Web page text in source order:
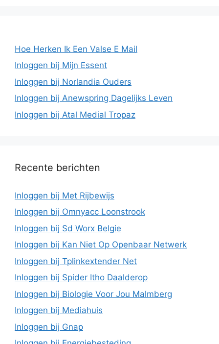
Hoe Herken Ik Een Valse E Mail
Inloggen bij Mijn Essent
Inloggen bij Norlandia Ouders
Inloggen bij Anewspring Dagelijks Leven
Inloggen bij Atal Medial Tropaz
Recente berichten
Inloggen bij Met Rijbewijs
Inloggen bij Omnyacc Loonstrook
Inloggen bij Sd Worx Belgie
Inloggen bij Kan Niet Op Openbaar Netwerk
Inloggen bij Tplinkextender Net
Inloggen bij Spider Itho Daalderop
Inloggen bij Biologie Voor Jou Malmberg
Inloggen bij Mediahuis
Inloggen bij Gnap